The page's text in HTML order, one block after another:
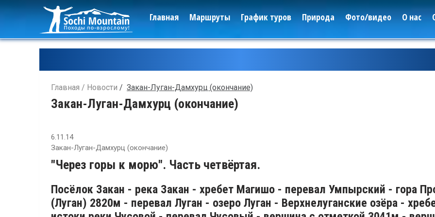
Главная Маршруты График туров Природа Фото/видео О нас
Главная Новости Закан-Луган-Дамхурц (окончание)
Закан-Луган-Дамхурц (окончание)
6.11.14
Закан-Луган-Дамхурц (окончание)
"Через горы к морю". Часть четвёртая.
Посёлок Закан - река Закан - хребет Магишо - перевал Умпырский - гора
(Луган) 2820м - перевал Луган - озеро Луган - Верхнелуганские озёра -
Леса